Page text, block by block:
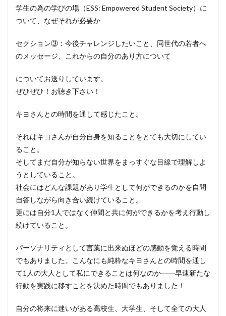
学生の為の学びの場（ESS: Empowered Student Society）に
ついて、なぜそれが必要か
セクション③：今後チャレンジしたいこと、同世代の若者へ
のメッセージ、これからの自分のあり方について
についてお送りしています。
ぜひぜひ！お聴き下さい！
キヨさんとの時間を通して感じたこと。
それはキヨさんが自分自身を知ることをとても大切にしてい
ること。
そしてまだ自分が知らない世界をまっすぐな目線で理解しよ
うとしていること。
社会にはどんな課題があり学生として何ができるのかを自問
自答しながら向き合い続けていること。
更には自分1人ではなく仲間と共に何ができるかを考え行動し
続けていること。
パーソナリティとして言葉に出来ぬほどの感動を覚える時間
でもありました。こんなにも純粋なキヨさんとの時間を通し
て1人の大人として私にできることは何なのか――早速新たな
行動を実践に移すことを決めた時間でもありました！
自分の将来に迷いがある高校生、大学生、そして全ての大人